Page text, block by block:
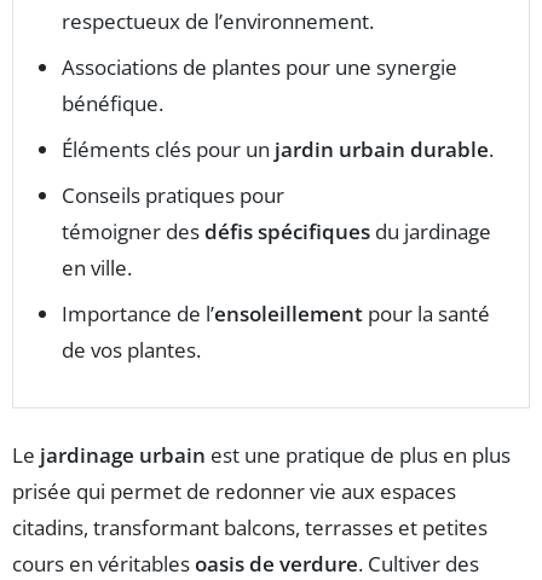
respectueux de l’environnement.
Associations de plantes pour une synergie
bénéfique.
Éléments clés pour un jardin urbain durable.
Conseils pratiques pour
témoigner desdéfis spécifiques du jardinage
en ville.
Importance de l’ensoleillement pour la santé
de vos plantes.
Le jardinage urbain est une pratique de plus en plus
prisée qui permet de redonner vie aux espaces
citadins, transformant balcons, terrasses et petites
cours en véritablesoasis de verdure. Cultiver des